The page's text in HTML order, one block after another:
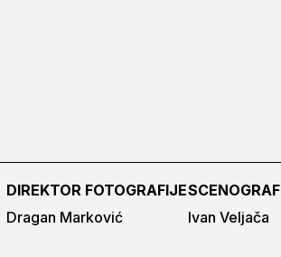
DIREKTOR FOTOGRAFIJE
Dragan Marković
SCENOGRAF
Ivan Veljača